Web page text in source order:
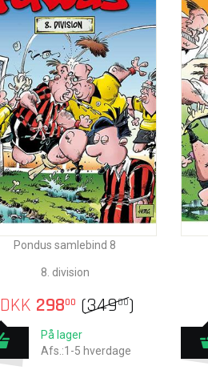
Pondus samlebind 8
8. division
DKK 29800 (34900)
På lager
Afs.:1-5 hverdage